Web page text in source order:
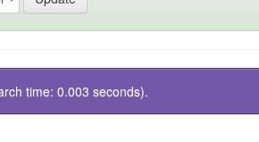
time: 0.003 seconds).